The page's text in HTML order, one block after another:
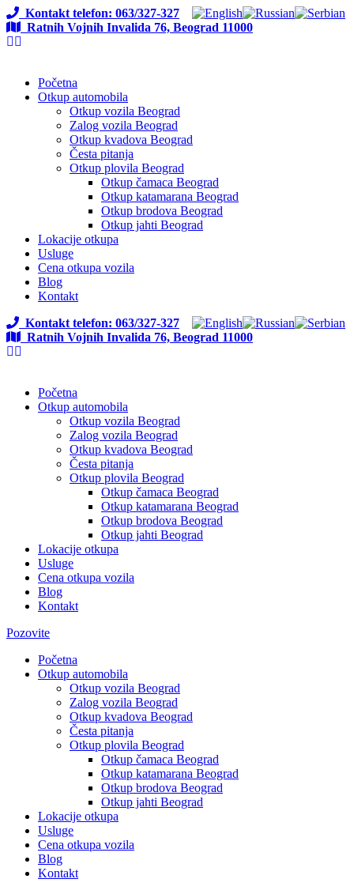
Kontakt telefon: 063/327-327
Ratnih Vojnih Invalida 76, Beograd 11000
Početna
Otkup automobila
Otkup vozila Beograd
Zalog vozila Beograd
Otkup kvadova Beograd
Česta pitanja
Otkup plovila Beograd
Otkup čamaca Beograd
Otkup katamarana Beograd
Otkup brodova Beograd
Otkup jahti Beograd
Lokacije otkupa
Usluge
Cena otkupa vozila
Blog
Kontakt
Kontakt telefon: 063/327-327
Ratnih Vojnih Invalida 76, Beograd 11000
Početna
Otkup automobila
Otkup vozila Beograd
Zalog vozila Beograd
Otkup kvadova Beograd
Česta pitanja
Otkup plovila Beograd
Otkup čamaca Beograd
Otkup katamarana Beograd
Otkup brodova Beograd
Otkup jahti Beograd
Lokacije otkupa
Usluge
Cena otkupa vozila
Blog
Kontakt
Pozovite
Početna
Otkup automobila
Otkup vozila Beograd
Zalog vozila Beograd
Otkup kvadova Beograd
Česta pitanja
Otkup plovila Beograd
Otkup čamaca Beograd
Otkup katamarana Beograd
Otkup brodova Beograd
Otkup jahti Beograd
Lokacije otkupa
Usluge
Cena otkupa vozila
Blog
Kontakt